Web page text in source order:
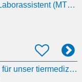
Medizinisch-technischer Laborassistent (MTLA) (m/w/d)
VMTA oder MTLA (m/w/d) für unser tiermedizinisches Labor